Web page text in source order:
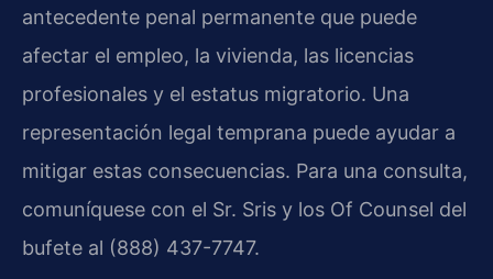
antecedente penal permanente que puede
afectar el empleo, la vivienda, las licencias
profesionales y el estatus migratorio. Una
representación legal temprana puede ayudar a
mitigar estas consecuencias. Para una consulta,
comuníquese con el Sr. Sris y los Of Counsel del
bufete al (888) 437-7747.